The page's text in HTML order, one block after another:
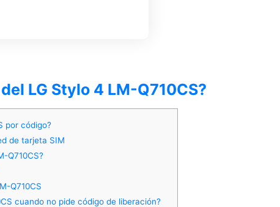
LG Stylo 4 LM-Q710CS?
por código?
de tarjeta SIM
Q710CS?
Q710CS
cuando no pide código de liberación?